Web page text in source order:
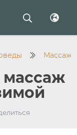
Массаж